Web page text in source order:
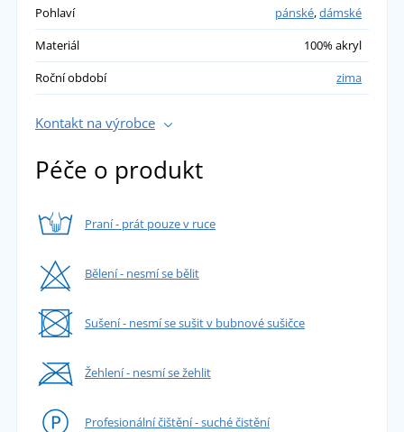
Pohlaví pánské,dámské
Materiál
100% akryl
Roční období
zima
Kontakt na výrobce
Péče o produkt
Praní - prát pouze v ruce
Bělení - nesmí se bělit
Sušení - nesmí se sušit v bubnové sušičce
Žehlení - nesmí se žehlit
Profesionální čištění - suché čistění